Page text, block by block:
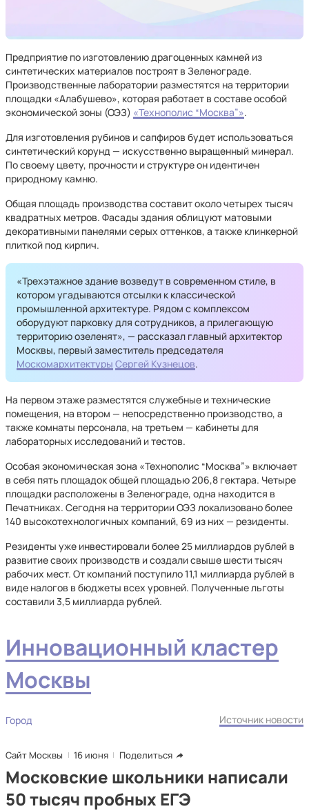
Предприятие по изготовлению драгоценных камней из
синтетических материалов построят в Зеленограде.
Производственные лаборатории разместятся на территории
площадки «Алабушево», которая работает в составе особой
экономической зоны (ОЭЗ) «Технополис “Москва”».
Для изготовления рубинов и сапфиров будет использоваться
синтетический корунд — искусственно выращенный минерал.
По своему цвету, прочности и структуре он идентичен
природному камню.
Общая площадь производства составит около четырех тысяч
квадратных метров. Фасады здания облицуют матовыми
декоративными панелями серых оттенков, а также клинкерной
плиткой под кирпич.
«Трехэтажное здание возведут в современном стиле, в
котором угадываются отсылки к классической
промышленной архитектуре. Рядом с комплексом
оборудуют парковку для сотрудников, а прилегающую
территорию озеленят», — рассказал главный архитектор
Москвы, первый заместитель председателя
Москомархитектуры Сергей Кузнецов.​
На первом этаже разместятся служебные и технические
помещения, на втором — непосредственно производство, а
также комнаты персонала, на третьем — кабинеты для
лабораторных исследований и тестов.
Особая экономическая зона «Технополис “Москва”» включает
в себя пять площадок общей площадью 206,8 гектара. Четыре
площадки расположены в Зеленограде, одна находится в
Печатниках. Сегодня на территории ОЭЗ локализовано более
140 высокотехнологичных компаний, 69 из них — резиденты.
Резиденты уже инвестировали более 25 миллиардов рублей в
развитие своих производств и создали свыше шести тысяч
рабочих мест. От компаний поступило 11,1 миллиарда рублей в
виде налогов в бюджеты всех уровней. Полученные льготы
составили 3,5 миллиарда рублей.
Инновационный кластер
Москвы
Город Источник новости
Сайт Москвы 16 июня Поделиться
Московские школьники написали
50 тысяч пробных ЕГЭ